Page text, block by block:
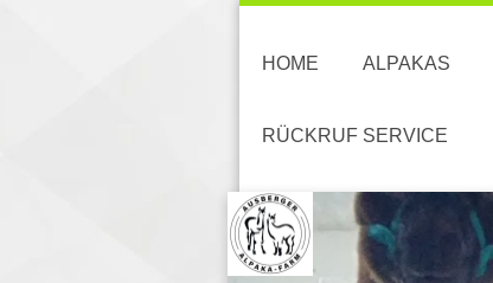
HOME ALPAKAS
RÜCKRUF SERVICE